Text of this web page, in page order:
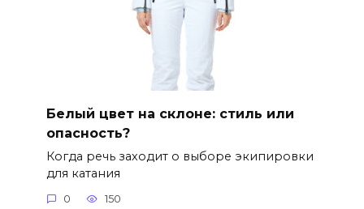
Белый цвет на склоне: стиль или
опасность?
Когда речь заходит о выборе экипировки
для катания
0 150